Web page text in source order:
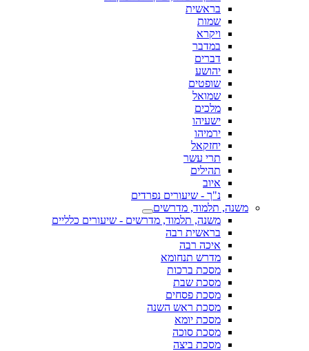
בראשית
שמות
ויקרא
במדבר
דברים
יהושע
שופטים
שמואל
מלכים
ישעיהו
ירמיהו
יחזקאל
תרי עשר
תהילים
איוב
נ"ך - שיעורים נפרדים
משנה, תלמוד, מדרשים
משנה, תלמוד, מדרשים - שיעורים כלליים
בראשית רבה
איכה רבה
מדרש תנחומא
מסכת ברכות
מסכת שבת
מסכת פסחים
מסכת ראש השנה
מסכת יומא
מסכת סוכה
מסכת ביצה